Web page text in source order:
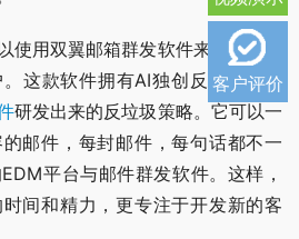
使用双翼邮箱群发软件来帮助我们
这款软件拥有AI独创反垃圾结构
研发出来的反垃圾策略。它可以一
邮件，每封邮件，每句话都不一
平台与邮件群发软件。这样，
间和精力，更专注于开发新的客
客户评价